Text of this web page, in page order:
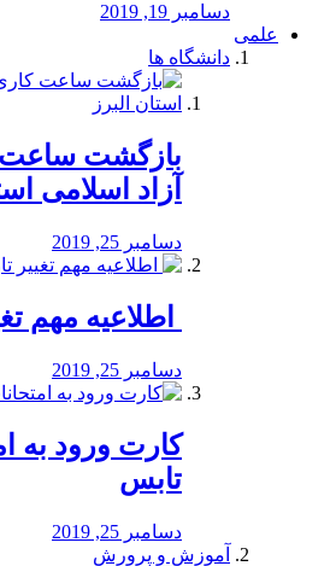
دسامبر 19, 2019
علمی
دانشگاه ها
بازگشت ساعت
آزاد اسلامی
دسامبر 25, 2019
اطلاعیه مهم
دسامبر 25, 2019
کارت ورود به
تابس
دسامبر 25, 2019
آموزش و پرورش